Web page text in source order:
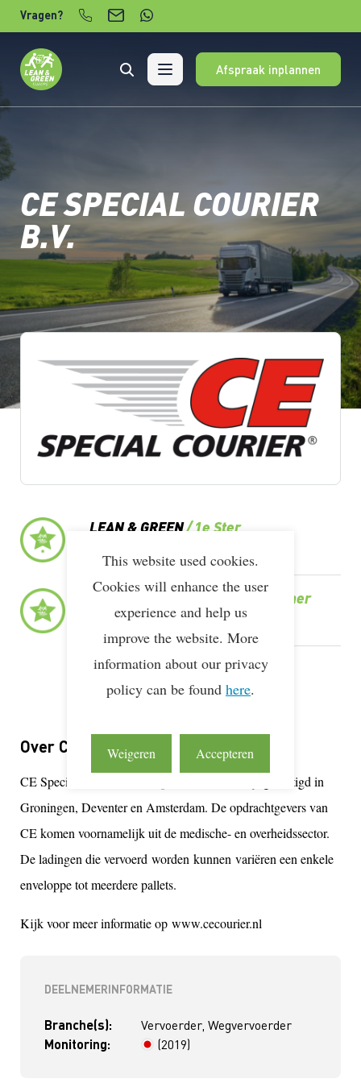
Verder naar content
Vragen?
Afspraak inplannen
CE SPECIAL COURIER
B.V.
DEELNEMERINFORMATIE
Branche(s): Vervoerder, Wegvervoerder
Monitoring:
> 4 jaar
(2019)
Lean & Green Milestones
LEAN & GREEN 1e Ster
Award Deelnemer
07 nov 2012
LEAN & GREEN Deelnemer
11 mrt 2013
Over CE Special Courier B.V.
CE Special Courier is een spoedkoeriersbedrijf gevestigd in
Groningen, Deventer en Amsterdam. De opdrachtgevers van
CE komen voornamelijk uit de medische- en overheidssector.
De ladingen die vervoerd worden kunnen variëren een enkele
enveloppe tot meerdere pallets.
Kijk voor meer informatie op www.cecourier.nl
This website used cookies.
Cookies will enhance the user
experience and help us
improve the website. More
information about our privacy
policy can be found here.
Weigeren Accepteren